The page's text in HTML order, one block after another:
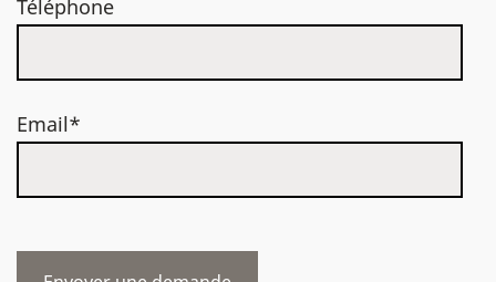
Téléphone
Email*